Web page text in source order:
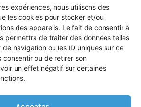
expériences, nous utilisons des
les cookies pour stocker et/ou
des appareils. Le fait de consentir à
permettra de traiter des données telles
navigation ou les ID uniques sur ce
consentir ou de retirer son
un effet négatif sur certaines
LE BRÉVEDENT
LE HAVRE
LILLEBONNE
LISIEUX
LA-GOUPIL
MONTIVILLIERS
ORBEC
OUILLY LE VICOMTE
JÉRÔME SUR SEINE
SAINT ROMAIN DE COLBOSC
VALMONT VILLERS SUR MER